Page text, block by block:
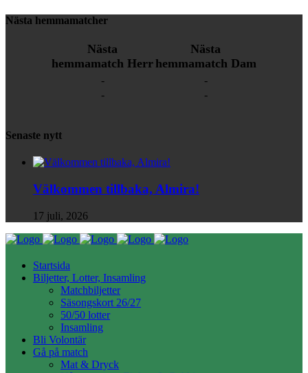
Nästa hemmamatcher
Nästa
hemmamatch Herr
-
-
Nästa
hemmamatch Dam
-
-
Senaste nytt
Välkommen tillbaka, Almira!
17 juli, 2026
Startsida
Biljetter, Lotter, Insamling
Matchbiljetter
Säsongskort 26/27
50/50 lotter
Insamling
Bli Volontär
Gå på match
Mat & Dryck